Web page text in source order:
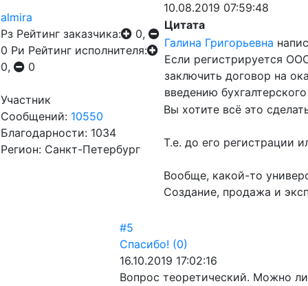
almira
Рз Рейтинг заказчика:
0,
0 Ри Рейтинг исполнителя:
0,
0
Участник
Сообщений: 10550
Благодарности: 1034
Регион: Санкт-Петербург
10.08.2019 07:59:48
Цитата
Галина Григорьевна
Если регистрируется
заключить договор на
введению
Вы хотите всё это
Т.е. до его регистрации
Вообще, какой-то
Создание, продажа и
#5
Спасибо! (0)
16.10.2019 17:02:16
Вопрос теоретический. Можно